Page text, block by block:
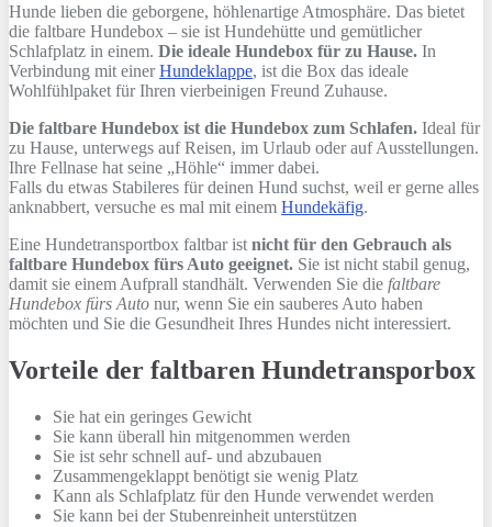
Hunde lieben die geborgene, höhlenartige Atmosphäre. Das bietet
die faltbare Hundebox – sie ist Hundehütte und gemütlicher
Schlafplatz in einem. Die ideale Hundebox für zu Hause. In
Verbindung mit einerHundeklappe, ist die Box das ideale
Wohlfühlpaket für Ihren vierbeinigen Freund Zuhause.
Die faltbare Hundebox ist die Hundebox zum Schlafen. Ideal für
zu Hause, unterwegs auf Reisen, im Urlaub oder auf Ausstellungen.
Ihre Fellnase hat seine „Höhle“ immer dabei.
Falls du etwas Stabileres für deinen Hund suchst, weil er gerne alles
anknabbert, versuche es mal mit einem Hundekäfig.
Eine Hundetransportbox faltbar ist nicht für den Gebrauch als
faltbare Hundebox fürs Auto geeignet. Sie ist nicht stabil genug,
damit sie einem Aufprall standhält. Verwenden Sie die faltbare
Hundebox fürs Auto nur, wenn Sie ein sauberes Auto haben
möchten und Sie die Gesundheit Ihres Hundes nicht interessiert.
Vorteile der faltbaren Hundetransporbox
Sie hat ein geringes Gewicht
Sie kann überall hin mitgenommen werden
Sie ist sehr schnell auf- und abzubauen
Zusammengeklappt benötigt sie wenig Platz
Kann als Schlafplatz für den Hunde verwendet werden
Sie kann bei der Stubenreinheit unterstützen